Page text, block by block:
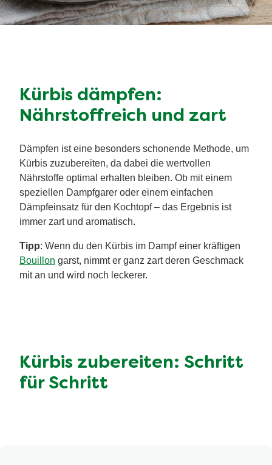
Kürbis dämpfen:
Nährstoffreich und zart
Dämpfen ist eine besonders schonende Methode, um
Kürbis zuzubereiten, da dabei die wertvollen
Nährstoffe optimal erhalten bleiben. Ob mit einem
speziellen Dampfgarer oder einem einfachen
Dämpfeinsatz für den Kochtopf – das Ergebnis ist
immer zart und aromatisch.
Tipp: Wenn du den Kürbis im Dampf einer kräftigen
Bouillon garst, nimmt er ganz zart deren Geschmack
mit an und wird noch leckerer.
Kürbis zubereiten: Schritt
für Schritt